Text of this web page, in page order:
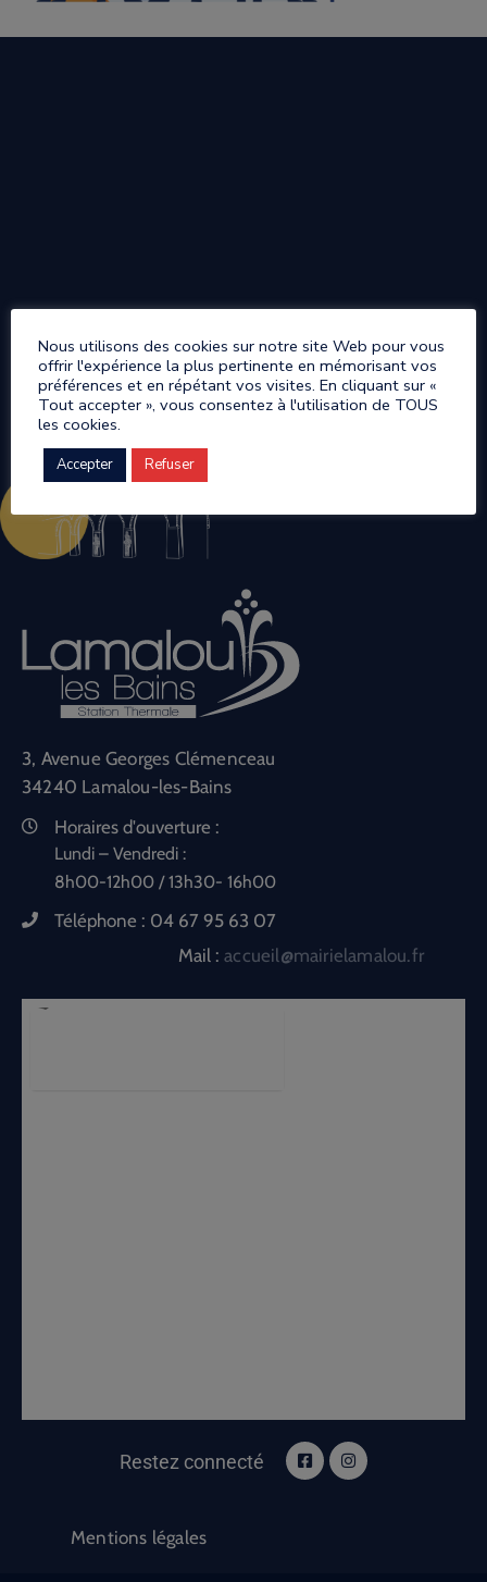
3, Avenue Georges Clémenceau
34240 Lamalou-les-Bains
Horaires d'ouverture :
Lundi – Vendredi :
8h00-12h00 / 13h30- 16h00
Téléphone : 04 67 95 63 07
Mail :accueil@mairielamalou.fr
Restez connecté
Mentions légales
Nous utilisons des cookies sur notre site Web pour vous
offrir l'expérience la plus pertinente en mémorisant vos
préférences et en répétant vos visites. En cliquant sur «
Tout accepter », vous consentez à l'utilisation de TOUS
les cookies.
Accepter Refuser